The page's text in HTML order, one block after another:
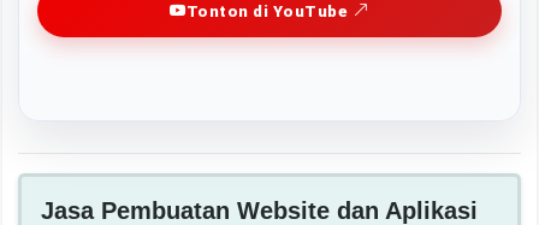
Tonton di YouTube
Jasa Pembuatan Website dan Aplikasi